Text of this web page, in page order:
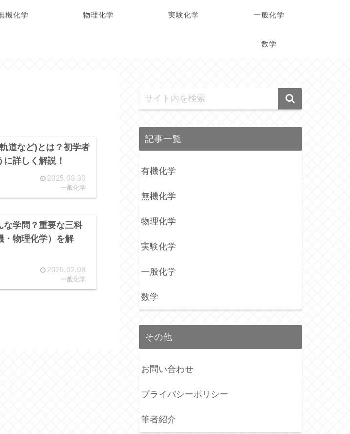
機化学 物理化学 実験化学 一般化学
数学
道など)とは？初学者
詳しく解説！
2025.03.30
一般化学
な学問？重要な三科
・物理化学）を解
2025.02.08
一般化学
記事一覧
有機化学
無機化学
物理化学
実験化学
一般化学
数学
その他
お問い合わせ
プライバシーポリシー
筆者紹介